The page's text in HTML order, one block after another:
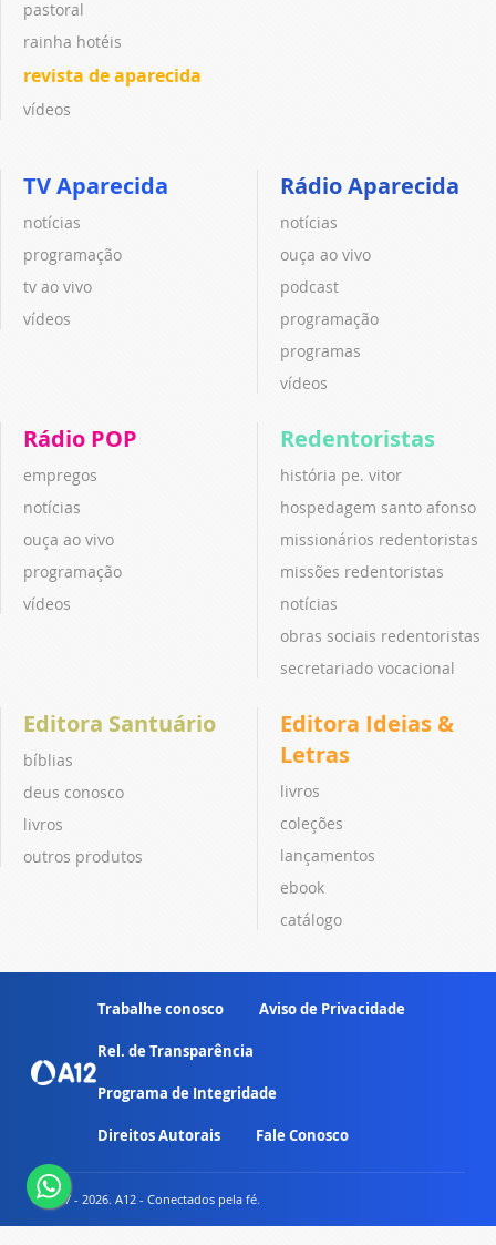
pastoral
rainha hotéis
revista de aparecida
vídeos
TV Aparecida
notícias
programação
tv ao vivo
vídeos
Rádio Aparecida
notícias
ouça ao vivo
podcast
programação
programas
vídeos
Rádio POP
empregos
notícias
ouça ao vivo
programação
vídeos
Redentoristas
história pe. vitor
hospedagem santo afonso
missionários redentoristas
missões redentoristas
notícias
obras sociais redentoristas
secretariado vocacional
Editora Santuário
bíblias
deus conosco
livros
outros produtos
Editora Ideias &
Letras
livros
coleções
lançamentos
ebook
catálogo
Trabalhe conosco Aviso de Privacidade
Rel. de Transparência
Programa de Integridade
Direitos Autorais Fale Conosco
© 2007 - 2026. A12 - Conectados pela fé.